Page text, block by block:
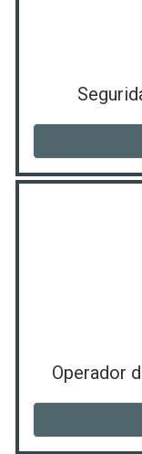
Operador